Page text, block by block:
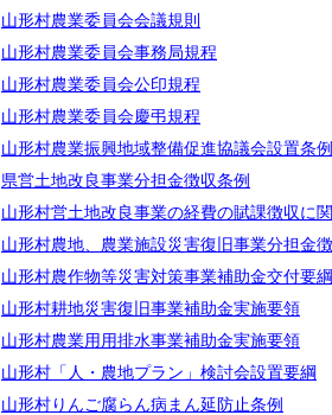
山形村農業委員会会議規則
山形村農業委員会事務局規程
山形村農業委員会公印規程
山形村農業委員会慶弔規程
山形村農業振興地域整備促進協議会設置条例
県営土地改良事業分担金徴収条例
山形村営土地改良事業の経費の賦課徴収に
山形村農地、農業施設災害復旧事業分担金
山形村農作物等災害対策事業補助金交付要綱
山形村耕地災害復旧事業補助金実施要領
山形村農業用用排水事業補助金実施要領
山形村「人・農地プラン」検討会設置要綱
山形村りんご腐らん病まん延防止条例